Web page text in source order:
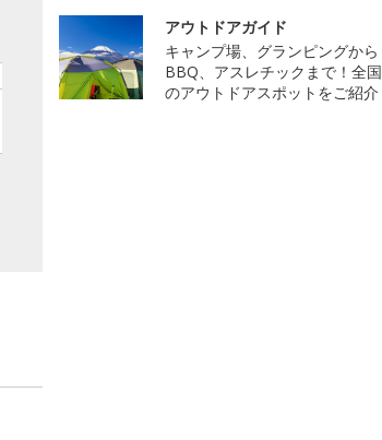
アウトドアガイド
キャンプ場、グランピングから
BBQ、アスレチックまで！全国
のアウトドアスポットをご紹介